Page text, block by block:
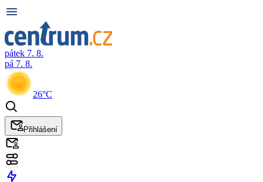
pátek 7. 8.
pá 7. 8.
26°C
Přihlášení